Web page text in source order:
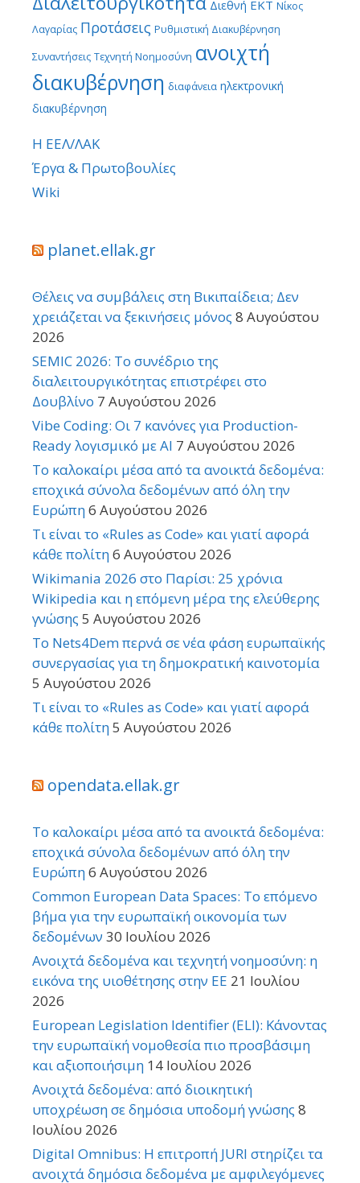
Διεθνή ΕΚΤ Νίκος
Λαγαρίας Προτάσεις Ρυθμιστική Διακυβέρνηση
Συναντήσεις Τεχνητή Νοημοσύνη ανοιχτή
διακυβέρνηση διαφάνεια ηλεκτρονική
διακυβέρνηση
Η ΕΕΛ/ΛΑΚ
Έργα & Πρωτοβουλίες
Wiki
planet.ellak.gr
Θέλεις να συμβάλεις στη Βικιπαίδεια; Δεν
χρειάζεται να ξεκινήσεις μόνος 8 Αυγούστου
2026
SEMIC 2026: Το συνέδριο της
διαλειτουργικότητας επιστρέφει στο
Δουβλίνο 7 Αυγούστου 2026
Vibe Coding: Οι 7 κανόνες για Production-
Ready λογισμικό με AI 7 Αυγούστου 2026
Το καλοκαίρι μέσα από τα ανοικτά δεδομένα:
εποχικά σύνολα δεδομένων από όλη την
Ευρώπη6 Αυγούστου 2026
Τι είναι το «Rules as Code» και γιατί αφορά
κάθε πολίτη6 Αυγούστου 2026
Wikimania 2026 στο Παρίσι: 25 χρόνια
Wikipedia και η επόμενη μέρα της ελεύθερης
γνώσης 5 Αυγούστου 2026
Το Nets4Dem περνά σε νέα φάση ευρωπαϊκής
συνεργασίας για τη δημοκρατική καινοτομία
5 Αυγούστου 2026
Τι είναι το «Rules as Code» και γιατί αφορά
κάθε πολίτη5 Αυγούστου 2026
opendata.ellak.gr
Το καλοκαίρι μέσα από τα ανοικτά δεδομένα:
εποχικά σύνολα δεδομένων από όλη την
Ευρώπη6 Αυγούστου 2026
Common European Data Spaces: Το επόμενο
βήμα για την ευρωπαϊκή οικονομία των
δεδομένων 30 Ιουλίου 2026
Ανοιχτά δεδομένα και τεχνητή νοημοσύνη: η
εικόνα της υιοθέτησης στην ΕΕ 21 Ιουλίου
2026
European Legislation Identifier (ELI): Κάνοντας
την ευρωπαϊκή νομοθεσία πιο προσβάσιμη
και αξιοποιήσιμη 14 Ιουλίου 2026
Ανοιχτά δεδομένα: από διοικητική
υποχρέωση σε δημόσια υποδομή γνώσης 8
Ιουλίου 2026
Digital Omnibus: Η επιτροπή JURI στηρίζει τα
ανοιχτά δημόσια δεδομένα με αμφιλεγόμενες